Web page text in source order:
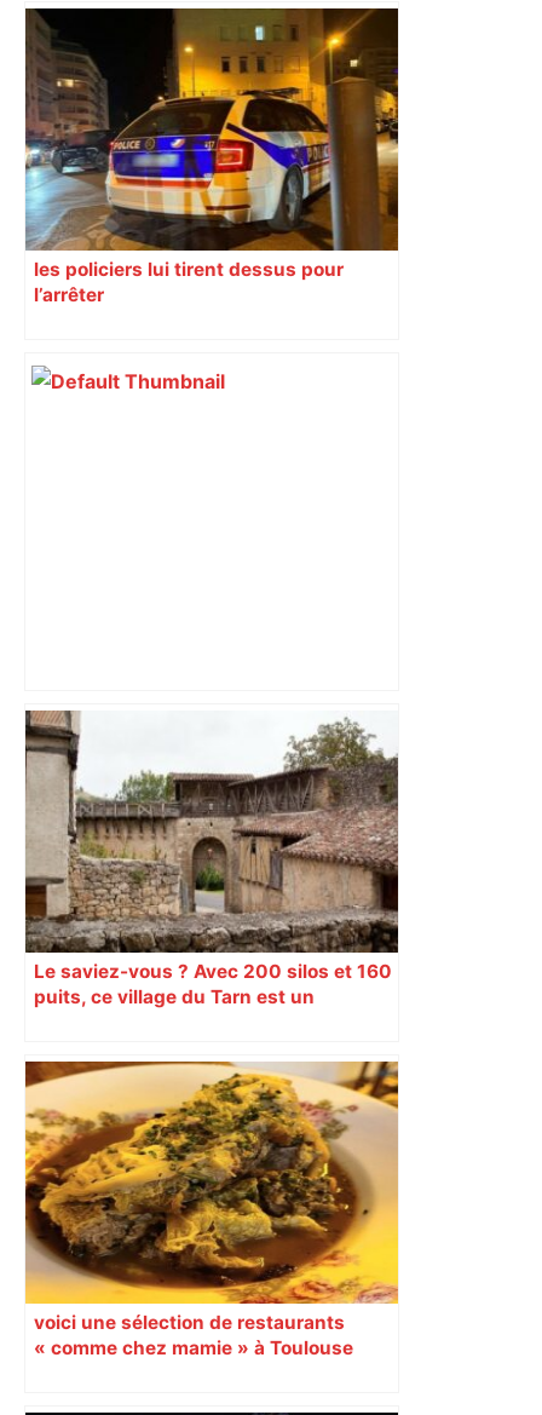
les policiers lui tirent dessus pour
l’arrêter
Direct. Top 14 – Perpignan – Toulouse :
l’Usap peut-elle faire chuter le
champion toulousain ? – Rugbyrama
Le saviez-vous ? Avec 200 silos et 160
puits, ce village du Tarn est un
voici une sélection de restaurants
« comme chez mamie » à Toulouse